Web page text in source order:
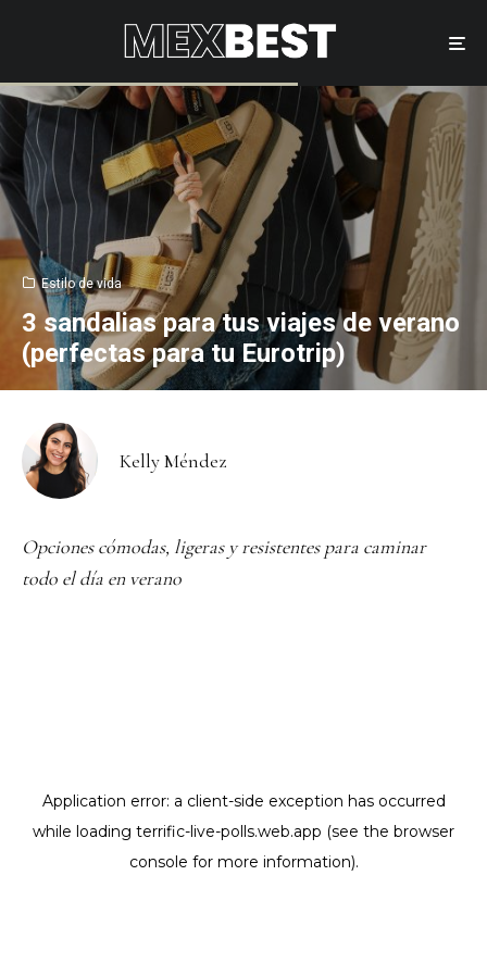
Estilo de vida
3 sandalias para tus viajes de verano
(perfectas para tu Eurotrip)
Kelly Méndez
Opciones cómodas, ligeras y resistentes para caminar
todo el día en verano